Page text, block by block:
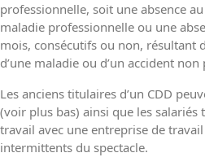
professionnelle, soit une absence
maladie professionnelle ou une
mois, consécutifs ou non, résultant
d’une maladie ou d’un accident
Les anciens titulaires d’un CDD
(voir plus bas) ainsi que les salariés
travail avec une entreprise de
intermittents du spectacle.